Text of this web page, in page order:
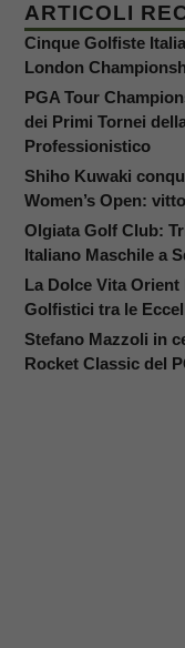
ARTICOLI
Cinque Golfiste
London
PGA Tour
dei Primi Tornei
Professionistico
Shiho Kuwaki
Women’s Open:
Olgiata Golf Club:
Italiano Maschile a
La Dolce Vita
Golfistici tra le
Stefano Mazzoli in
Rocket Classic del